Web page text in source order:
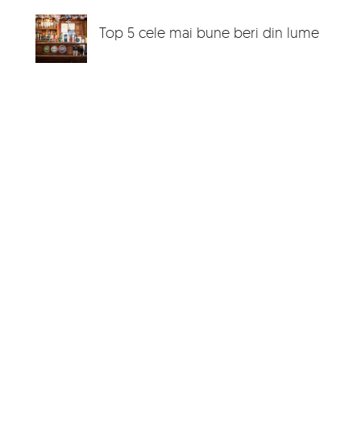
Top 5 cele mai bune beri din lume